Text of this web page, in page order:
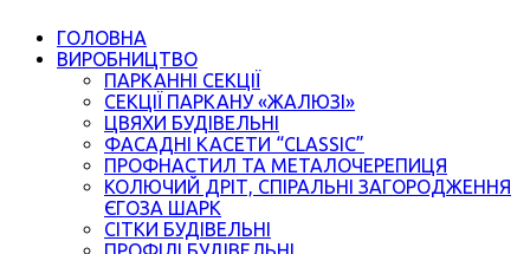
ГОЛОВНА
ВИРОБНИЦТВО
ПАРКАННІ СЕКЦІЇ
СЕКЦІЇ ПАРКАНУ «ЖАЛЮЗІ»
ЦВЯХИ БУДІВЕЛЬНІ
ФАСАДНІ КАСЕТИ “CLASSIC”
ПРОФНАСТИЛ ТА МЕТАЛОЧЕРЕПИЦЯ
КОЛЮЧИЙ ДРІТ, СПІРАЛЬНІ ЗАГОРОДЖЕННЯ
ЄГОЗА ШАРК
СІТКИ БУДІВЕЛЬНІ